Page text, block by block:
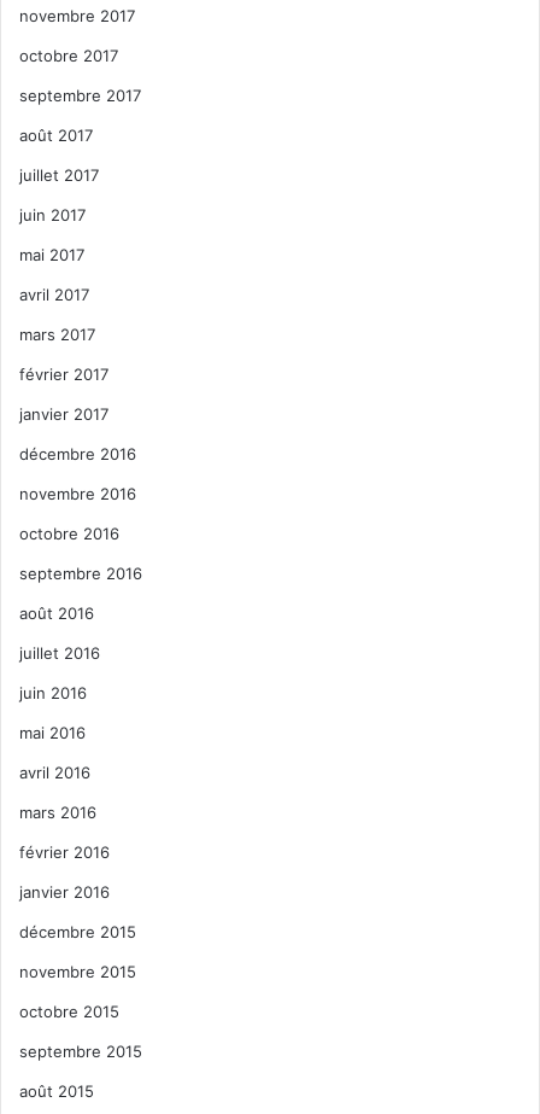
novembre 2017
octobre 2017
septembre 2017
août 2017
juillet 2017
juin 2017
mai 2017
avril 2017
mars 2017
février 2017
janvier 2017
décembre 2016
novembre 2016
octobre 2016
septembre 2016
août 2016
juillet 2016
juin 2016
mai 2016
avril 2016
mars 2016
février 2016
janvier 2016
décembre 2015
novembre 2015
octobre 2015
septembre 2015
août 2015